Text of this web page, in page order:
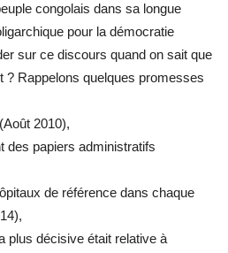
congolais dans sa longue
pour la démocratie
sur ce discours quand on sait que
? Rappelons quelques promesses
2010),
des papiers administratifs
de référence dans chaque
plus décisive était relative à